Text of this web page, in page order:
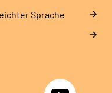
Sprache
YouTube